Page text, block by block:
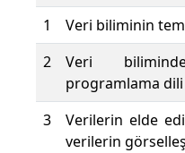
1
Veri biliminin
2
Veri
programlama
3
Verilerin elde
verilerin